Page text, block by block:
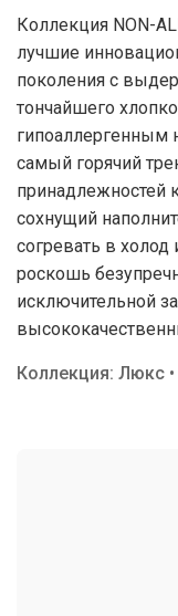
Коллекция NON-
лучшие
поколения с
тончайшего
гипоаллергенным
самый горячий
сохнущий
согревать в
роскошь
исключительной
Коллекция: Люкс •